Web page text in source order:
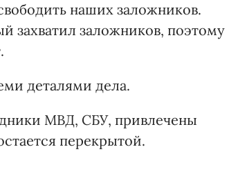
наших заложников.
захватил заложников, поэтому
деталями дела.
МВД, СБУ, привлечены
перекрытой.